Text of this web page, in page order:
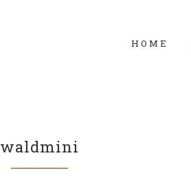
HOME
waldmini